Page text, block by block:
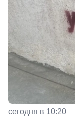
сегодня в 10:20